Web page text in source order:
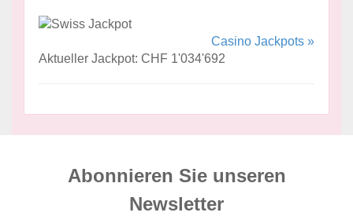
Casino Jackpots »
Aktueller Jackpot: CHF 1'034'692
Abonnieren Sie unseren
News­letter